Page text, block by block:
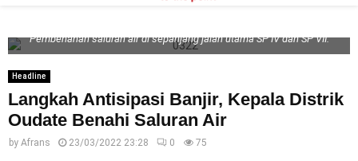
Pembenahan saluran air di sepanjang jalan utama SP IV dan SP VII.
Headline
Langkah Antisipasi Banjir, Kepala Distrik
Oudate Benahi Saluran Air
by Afrans 23/03/2022 23:28 0 75